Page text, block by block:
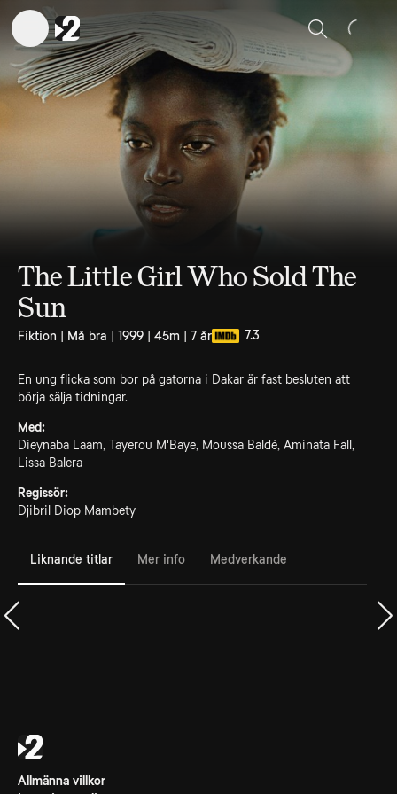
Sök
The Little Girl Who Sold The
Sun
Fiktion | Må bra | 1999 | 45m | 7 år 7.3
En ung flicka som bor på gatorna i Dakar är fast besluten att
börja sälja tidningar.
Med:
Dieynaba Laam, Tayerou M'Baye, Moussa Baldé, Aminata Fall,
Lissa Balera
Regissör:
Djibril Diop Mambety
Liknande titlar Mer info Medverkande
Allmänna villkor